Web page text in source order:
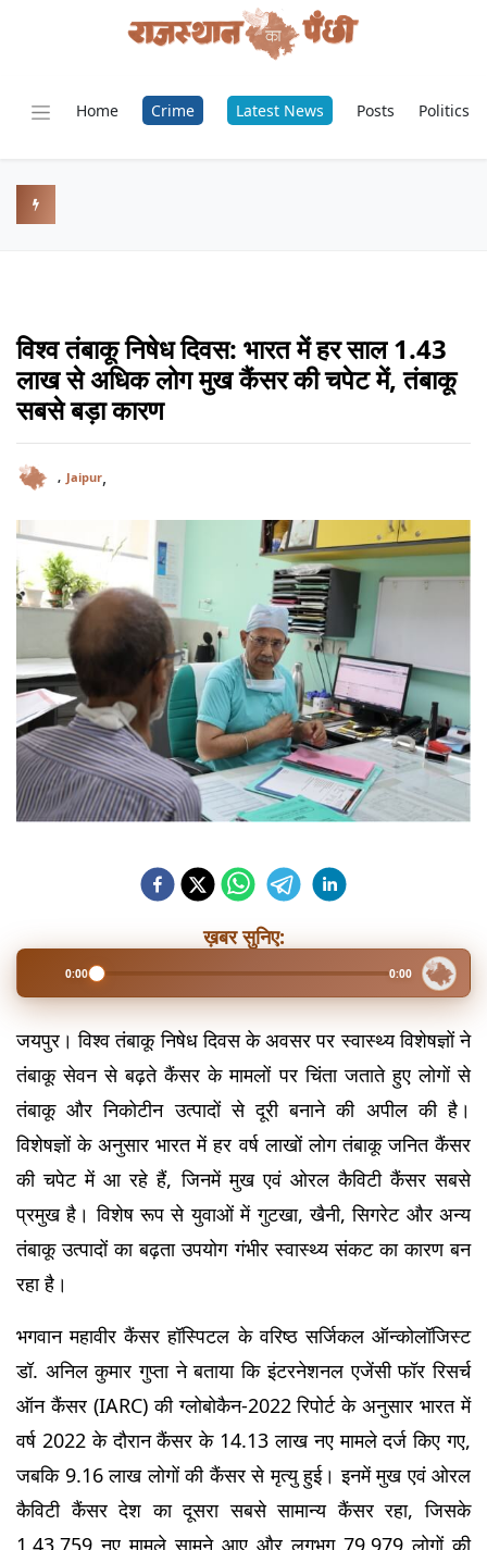
Home Crime Latest News Posts Politics
विश्व तंबाकू निषेध दिवस: भारत में हर साल 1.43
लाख से अधिक लोग मुख कैंसर की चपेट में, तंबाकू
सबसे बड़ा कारण
, Jaipur,
ख़बर सुनिए:
0:00 0:00
जयपुर। विश्व तंबाकू निषेध दिवस के अवसर पर स्वास्थ्य विशेषज्ञों ने
तंबाकू सेवन से बढ़ते कैंसर के मामलों पर चिंता जताते हुए लोगों से
तंबाकू और निकोटीन उत्पादों से दूरी बनाने की अपील की है।
विशेषज्ञों के अनुसार भारत में हर वर्ष लाखों लोग तंबाकू जनित कैंसर
की चपेट में आ रहे हैं, जिनमें मुख एवं ओरल कैविटी कैंसर सबसे
प्रमुख है। विशेष रूप से युवाओं में गुटखा, खैनी, सिगरेट और अन्य
तंबाकू उत्पादों का बढ़ता उपयोग गंभीर स्वास्थ्य संकट का कारण बन
रहा है।
भगवान महावीर कैंसर हॉस्पिटल के वरिष्ठ सर्जिकल ऑन्कोलॉजिस्ट
डॉ. अनिल कुमार गुप्ता ने बताया कि इंटरनेशनल एजेंसी फॉर रिसर्च
ऑन कैंसर (IARC) की ग्लोबोकैन-2022 रिपोर्ट के अनुसार भारत में
वर्ष 2022 के दौरान कैंसर के 14.13 लाख नए मामले दर्ज किए गए,
जबकि 9.16 लाख लोगों की कैंसर से मृत्यु हुई। इनमें मुख एवं ओरल
कैविटी कैंसर देश का दूसरा सबसे सामान्य कैंसर रहा, जिसके